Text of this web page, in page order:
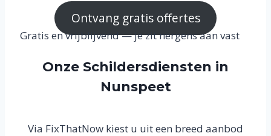
Ontvang gratis offertes
Gratis en vrijblijvend — je zit nergens aan vast
Onze Schildersdiensten in
Nunspeet
Via FixThatNow kiest u uit een breed aanbod